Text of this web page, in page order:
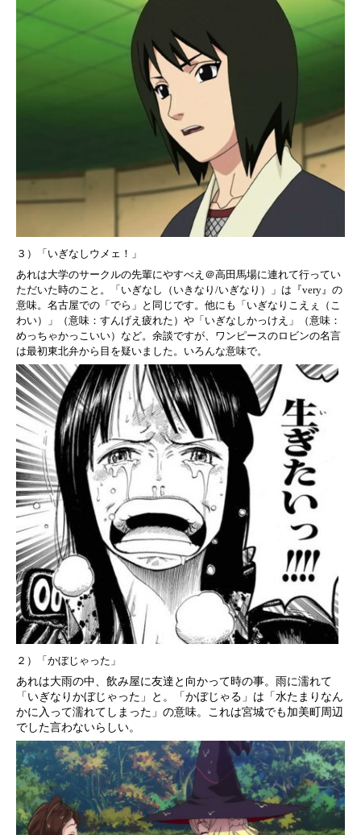
３）「いぎなしウメェ！」
あれは大学のサークルの先輩にやすべえ＠高田馬場に連れて行ってい
ただいた時のこと。「いぎなし（いきなり/いぎなり）」は『very』の
意味。名古屋での「でら」と同じです。他にも「いぎなりこえぇ（こ
わい）」（意味：すんげえ疲れた）や「いぎなしかっけえ」（意味：
めっちゃかっこいい）など。余談ですが、ワンピースのロビンの名言
は最初東北弁から目を疑いました。いろんな意味で。
２）「かぼじゃった」
あれは大雨の中、飲み屋に友達と向かって時の事。雨に濡れて
「いぎなりかぼじゃった」と。「かぼじゃる」は「水たまりなん
かに入って濡れてしまった」の意味。これは宮城でも加美町周辺
でした言わないらしい。